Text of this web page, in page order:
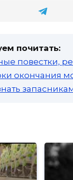
почитать:
повестки,
окончания